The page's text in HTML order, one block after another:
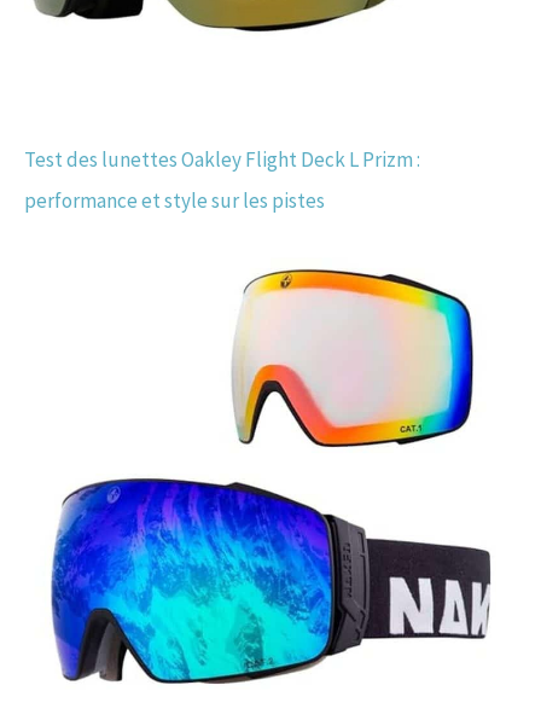
Test des lunettes Oakley Flight Deck L Prizm :
performance et style sur les pistes